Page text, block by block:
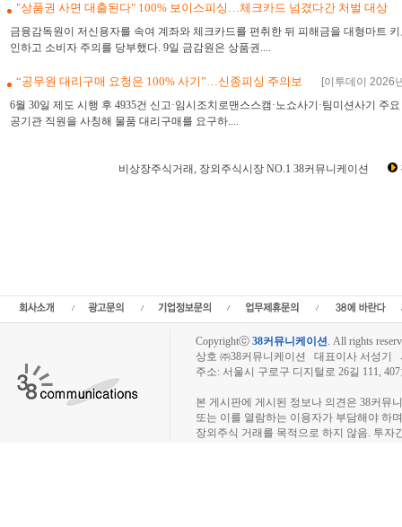
"상품권 사면 대출된다" 100% 보이스피싱…체크카드 넘겼다간 처벌 대상
금융감독원이 저신용자를 속여 계좌와 체크카드를 편취한 뒤 피해금을 대형마트
인하고 소비자 주의를 당부했다. 9일 금감원은 상품권....
“공무원 대리구매 요청은 100% 사기”…신종피싱 주의보
[이투데이 2026
6월 30일 제도 시행 후 4935건 신고·임시조치로맨스스캠·노쇼사기·팀미션사기
공기관 직원을 사칭해 물품 대리구매를 요구하....
비상장주식거래, 장외주식시장 NO.1 38커뮤니케이션
Copyrightⓒ 38커뮤니케이션. All rights
상호 ㈜38커뮤니케이션 대표이사 서성기
주소: 서울시 구로구 디지털로 26길 111,
본 게시판에 게시된 정보나 의견은 38커뮤
또는 이를 열람하는 이용자가 부담해야 하
장외주식 거래를 목적으로 하지 않음. 투